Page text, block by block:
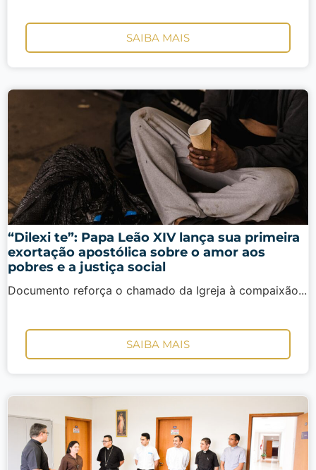
SAIBA MAIS
“Dilexi te”: Papa Leão XIV lança sua primeira
exortação apostólica sobre o amor aos
pobres e a justiça social
Documento reforça o chamado da Igreja à compaixão...
SAIBA MAIS